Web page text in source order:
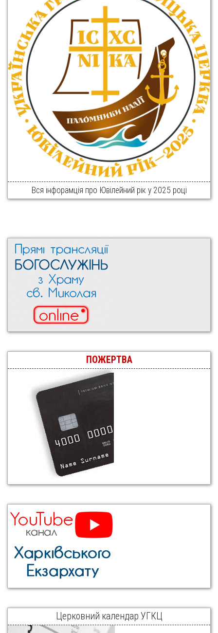
Вся інфорамція про Ювілейний рік у 2025 році
ПОЖЕРТВА
Церковний календар УГКЦ